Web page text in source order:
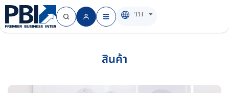
TH
EN
สินค้า